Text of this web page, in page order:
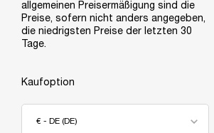
allgemeinen Preisermäßigung sind die
Preise, sofern nicht anders angegeben,
die niedrigsten Preise der letzten 30
Tage.
Kaufoption
€ - DE (DE)